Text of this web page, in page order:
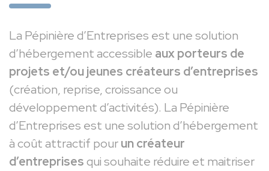
La Pépinière d’Entreprises est une solution
d’hébergement accessible aux porteurs de
projets et/ou jeunes créateurs d’entreprises
(création, reprise, croissance ou
développement d’activités). La Pépinière
d’Entreprises est une solution d’hébergement
à coût attractif pourun créateur
d’entreprisesqui souhaite réduire et maitriser